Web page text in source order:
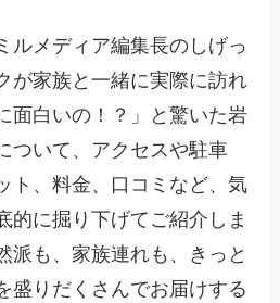
ルメディア編集長のしげっ
が家族と一緒に実際に訪れ
面白いの！？」と驚いた岩
ついて、アクセスや駐車
ト、料金、口コミなど、気
的に掘り下げてご紹介しま
派も、家族連れも、きっと
盛りだくさんでお届けする